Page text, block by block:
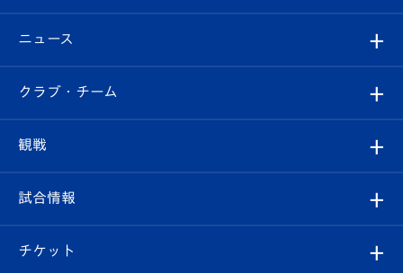
ニュース
すべて
クラブ
試合情報
クラブ・チーム
クラブ概要
観戦
観戦ルール
試合情報
試合日程/結果
チケット